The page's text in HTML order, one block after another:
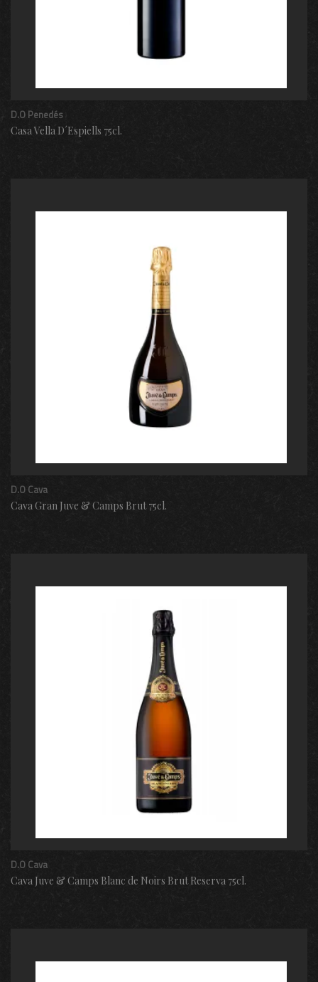
D.O Penedés
Casa Vella D´Espiells 75cl.
D.O Cava
Cava Gran Juve & Camps Brut 75cl.
D.O Cava
Cava Juve & Camps Blanc de Noirs Brut Reserva 75cl.